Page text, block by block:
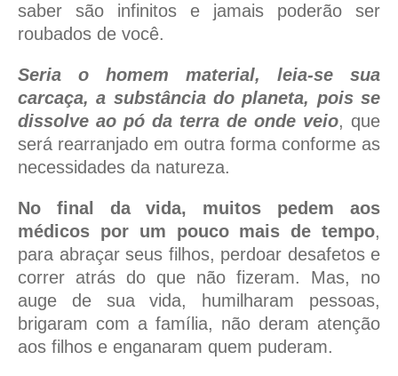
saber são infinitos e jamais poderão ser
roubados de você.
Seria o homem material, leia-se sua
carcaça, a substância do planeta, pois se
dissolve ao pó da terra de onde veio, que
será rearranjado em outra forma conforme as
necessidades da natureza.
No final da vida, muitos pedem aos
médicos por um pouco mais de tempo,
para abraçar seus filhos, perdoar desafetos e
correr atrás do que não fizeram. Mas, no
auge de sua vida, humilharam pessoas,
brigaram com a família, não deram atenção
aos filhos e enganaram quem puderam.